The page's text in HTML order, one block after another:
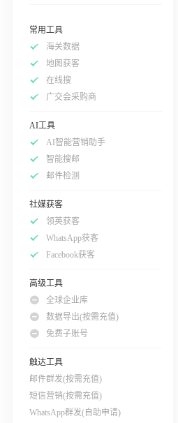
常用工具
海关数据
地图获客
在线搜
广交会采购商
AI工具
AI智能营销助手
智能搜邮
邮件检测
社媒获客
领英获客
WhatsApp获客
Facebook获客
高级工具
全球企业库
数据导出(按需充值)
免费子账号
触达工具
邮件群发(按需充值)
短信营销(按需充值)
WhatsApp群发(自助申请)